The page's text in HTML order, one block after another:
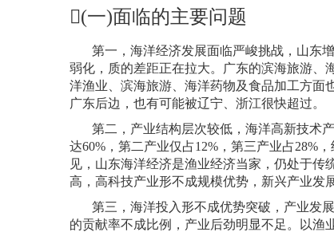
(一)面临的主要问题
第一，海洋经济发展面临严峻挑战，山东
弱化，质的差距正在拉大。广东的滨海旅游、
洋渔业、滨海旅游、海洋药物及食品加工方面
广东后边，也有可能被辽宁、浙江很快超过。
第二，产业结构层次较低，海洋高新技术
达60% ，第二产业仅占12% ，第三产业占28%
见，山东海洋经济是渔业经济当家，仍处于
高，高科技产业形不成规模优势，新兴产业发
第三，海洋投入形不成优势突破，产业发
的贡献率不成比例，产业后劲明显不足。以渔